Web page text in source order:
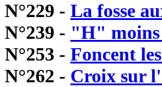
N°229 - La fosse
N°239 - "H" moins
N°253 - Foncent
N°262 - Croix sur